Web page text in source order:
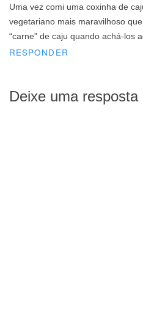
Uma vez comi uma coxinha de
vegetariano mais maravilhoso
“carne” de caju quando achá-los
RESPONDER
Deixe uma resposta